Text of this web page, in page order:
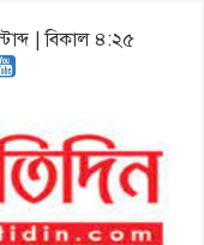
| বিকাল ৪:২৫